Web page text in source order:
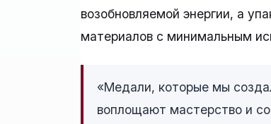
возобновляемой энергии, а
материалов с минимальным
«Медали, которые мы
воплощают мастерство и